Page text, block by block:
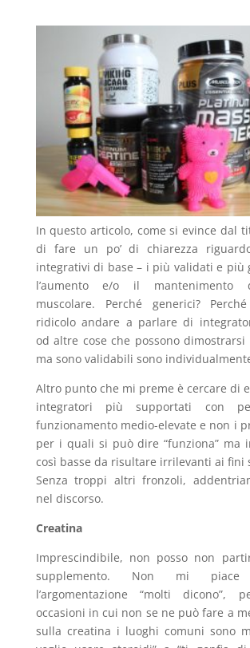
In questo articolo, come si evince dal
di fare un po’ di chiarezza
integrativi di base – i più validati e più
l’aumento e/o il mantenimento
muscolare. Perché generici?
ridicolo andare a parlare di
od altre cose che possono dimostrarsi
ma sono validabili sono
Altro punto che mi preme è cercare di
integratori più supportati con
funzionamento medio-elevate e non i
per i quali si può dire “funziona” ma
così basse da risultare irrilevanti ai fini
Senza troppi altri fronzoli,
nel discorso.
Creatina
Imprescindibile, non posso non
supplemento. Non mi
l’argomentazione “molti dicono”,
occasioni in cui non se ne può fare a
sulla creatina i luoghi comuni sono